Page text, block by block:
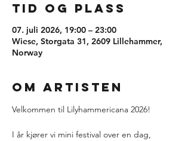
Tid og plass
07. juli 2026, 19:00 – 23:00
Wiese, Storgata 31, 2609 Lillehammer,
Norway
Om artisten
Velkommen til Lilyhammericana 2026!
I år kjører vi mini festival over en dag,